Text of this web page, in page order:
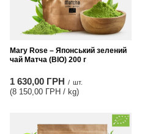
Mary Rose – Японський зелений
чай Матча (BIO) 200 г
1 630,00 ГРН / шт.
(8 150,00 ГРН / kg)